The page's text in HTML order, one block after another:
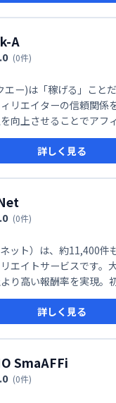
A
(0件)
ー)は「稼げる」こと
リエイターの信頼関係
向上させることでアフ
めることをミッションと
詳しく見る
(0件)
ット）は、約11,400件
エイトサービスです。
り高い報酬率を実現。
ーフェースで、ブログ運
の中から、最適な案件
ょう。
詳しく見る
SmaAFFi
(0件)